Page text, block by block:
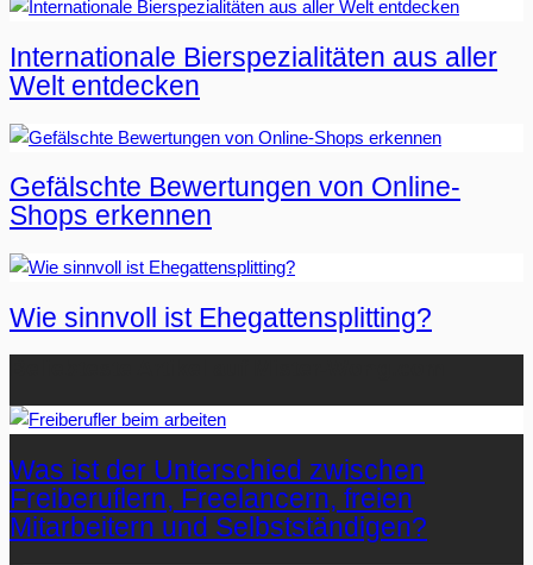
Internationale Bierspezialitäten aus aller
Welt entdecken
Gefälschte Bewertungen von Online-
Shops erkennen
Wie sinnvoll ist Ehegattensplitting?
Was ist der Unterschied zwischen
Freiberuflern, Freelancern, freien
Mitarbeitern und Selbstständigen?